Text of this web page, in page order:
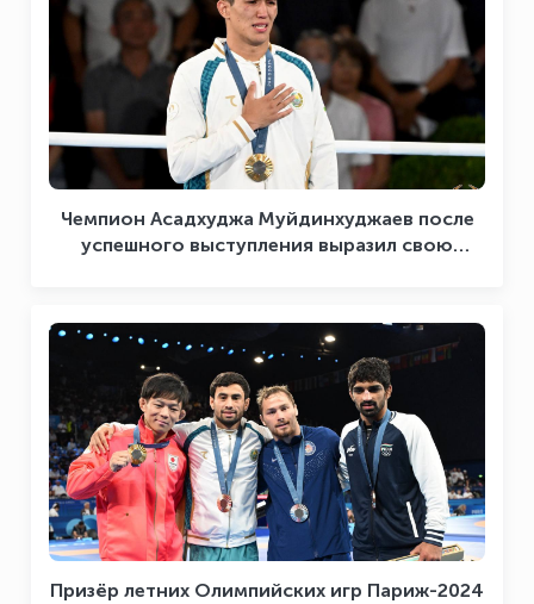
Чемпион Асадхуджа Муйдинхуджаев после
успешного выступления выразил свою
Призёр летних Олимпийских игр Париж-2024